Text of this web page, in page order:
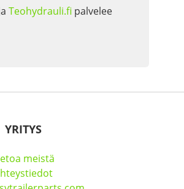
Teohydrauli.fi palvelee
YRITYS
meistä